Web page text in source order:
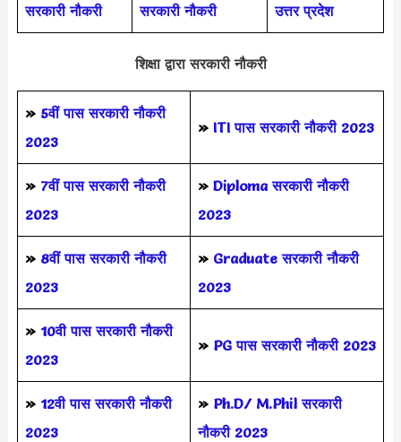
सरकारी नौकरी
सरकारी नौकरी
उत्तर प्रदेश
शिक्षा द्वारा सरकारी नौकरी
» 5वीं पास सरकारी नौकरी
2023
» ITI पास सरकारी नौकरी 2023
» 7वीं पास सरकारी नौकरी
2023
» Diploma सरकारी नौकरी
2023
» 8वीं पास सरकारी नौकरी
2023
» Graduate सरकारी नौकरी
2023
» 10वी पास सरकारी नौकरी
2023
» PG पास सरकारी नौकरी 2023
» 12वी पास सरकारी नौकरी
2023
» Ph.D/ M.Phil सरकारी
नौकरी 2023